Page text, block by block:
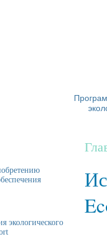
экологического